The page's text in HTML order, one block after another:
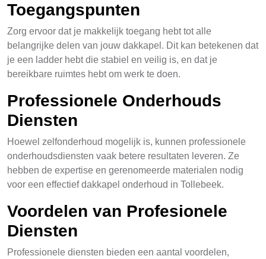
Toegangspunten
Zorg ervoor dat je makkelijk toegang hebt tot alle
belangrijke delen van jouw dakkapel. Dit kan betekenen dat
je een ladder hebt die stabiel en veilig is, en dat je
bereikbare ruimtes hebt om werk te doen.
Professionele Onderhouds
Diensten
Hoewel zelfonderhoud mogelijk is, kunnen professionele
onderhoudsdiensten vaak betere resultaten leveren. Ze
hebben de expertise en gerenomeerde materialen nodig
voor een effectief dakkapel onderhoud in Tollebeek.
Voordelen van Profesionele
Diensten
Professionele diensten bieden een aantal voordelen,